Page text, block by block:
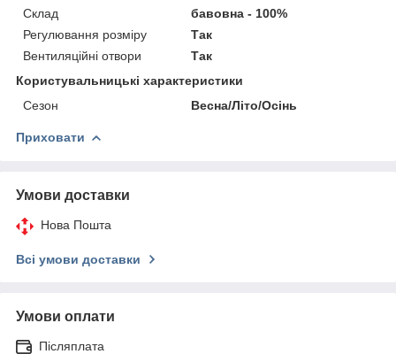
Склад
бавовна - 100%
Регулювання розміру
Так
Вентиляційні отвори
Так
Користувальницькі характеристики
Сезон
Весна/Літо/Осінь
Приховати
Умови доставки
Нова Пошта
Всі умови доставки
Умови оплати
Післяплата